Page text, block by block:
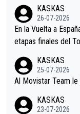
KASKAS
26-07-2026
En la Vuelta a
etapas finales del
KASKAS
25-07-2026
Al Movistar Team
KASKAS
23-07-2026